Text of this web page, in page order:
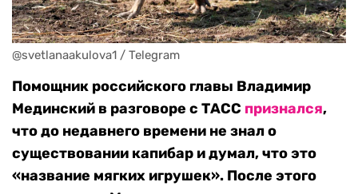
@svetlanaakulova1 / Telegram
Помощник российского главы Владимир
Мединский в разговоре с ТАСС признался,
что до недавнего времени не знал о
существовании капибар и думал, что это
«название мягких игрушек». После этого